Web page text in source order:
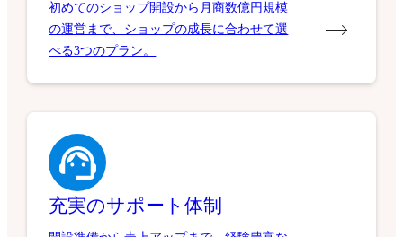
初めてのショップ開設から月商数億円規模
の運営まで、ショップの成長に合わせて選
べる3つのプラン。
充実のサポート体制